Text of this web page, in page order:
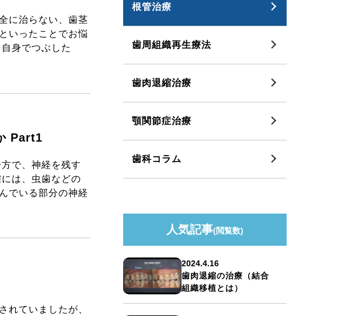
に治らない、歯茎
いったことでお悩
身でつぶした
Part1
で、神経を残す
は、虫歯などの
でいる部分の神経
れていましたが、
根管治療
歯周組織再生療法
歯肉退縮治療
顎関節症治療
歯科コラム
人気記事(閲覧数)
2024.4.16
歯肉退縮の治療（結合
組織移植とは）